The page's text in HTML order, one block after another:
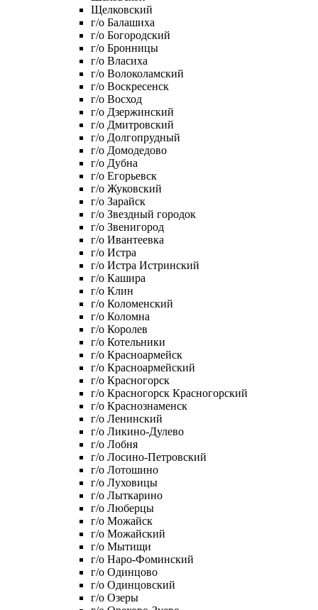
Щелковский
г/о Балашиха
г/о Богородский
г/о Бронницы
г/о Власиха
г/о Волоколамский
г/о Воскресенск
г/о Восход
г/о Дзержинский
г/о Дмитровский
г/о Долгопрудный
г/о Домодедово
г/о Дубна
г/о Егорьевск
г/о Жуковский
г/о Зарайск
г/о Звездный городок
г/о Звенигород
г/о Ивантеевка
г/о Истра
г/о Истра Истринский
г/о Кашира
г/о Клин
г/о Коломенский
г/о Коломна
г/о Королев
г/о Котельники
г/о Красноармейск
г/о Красноармейский
г/о Красногорск
г/о Красногорск Красногорский
г/о Краснознаменск
г/о Ленинский
г/о Ликино-Дулево
г/о Лобня
г/о Лосино-Петровский
г/о Лотошино
г/о Луховицы
г/о Лыткарино
г/о Люберцы
г/о Можайск
г/о Можайский
г/о Мытищи
г/о Наро-Фоминский
г/о Одинцово
г/о Одинцовский
г/о Озеры